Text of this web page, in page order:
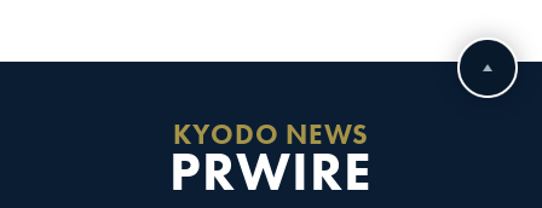
KYODO NEWS
PRWIRE